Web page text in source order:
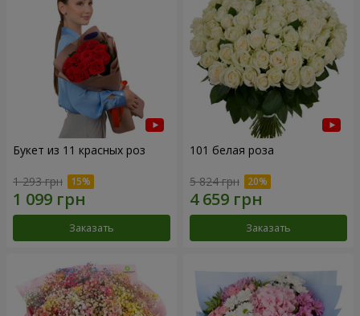
Букет из 11 красных роз
1 293 грн
Заказать
101 белая роза
5 824 грн
Заказать